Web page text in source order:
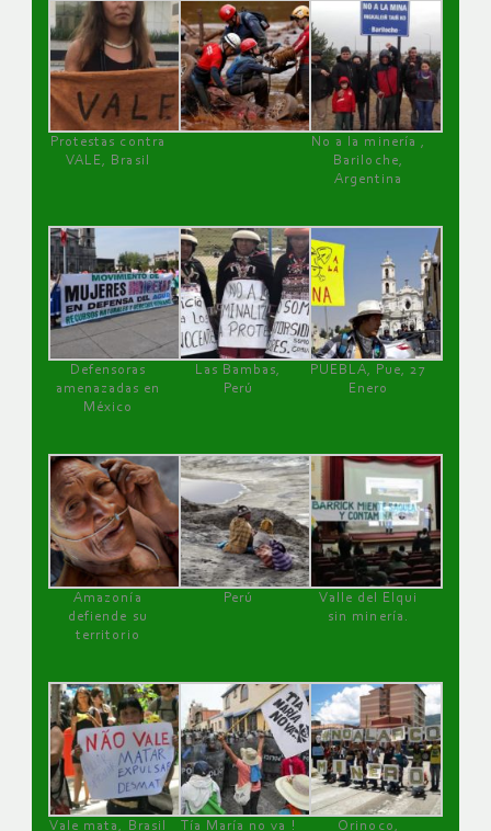
Protestas contra
VALE, Brasil
No a la minería ,
Bariloche,
Argentina
Defensoras
amenazadas en
México
Las Bambas,
Perú
PUEBLA, Pue, 27
Enero
Amazonía
defiende su
territorio
Perú
Valle del Elqui
sin minería.
Vale mata, Brasil Tía María no va ! Orinoco,